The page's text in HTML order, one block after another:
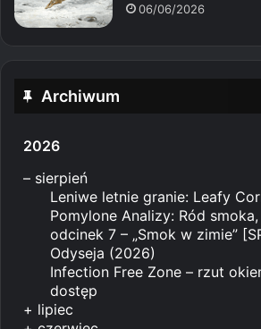
06/06/2026
Archiwum
2026
– sierpień
Leniwe letnie granie: Leafy
Pomylone Analizy: Ród
odcinek 7 – „Smok w zimie”
Odyseja (2026)
Infection Free Zone – rzut
dostęp
+ lipiec